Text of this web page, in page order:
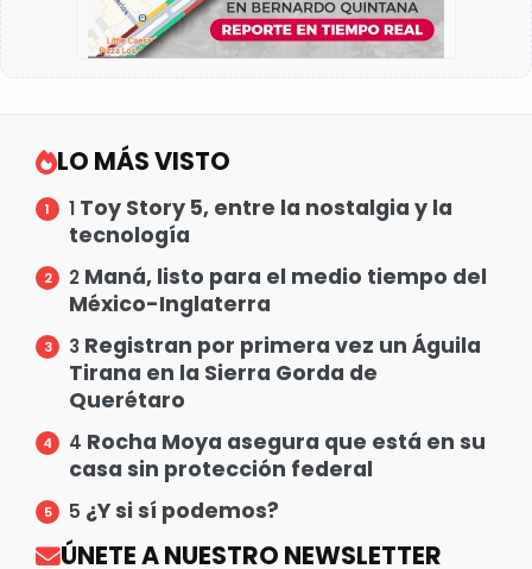
LO MÁS VISTO
1 Toy Story 5, entre la nostalgia y la
tecnología
2 Maná, listo para el medio tiempo del
México-Inglaterra
3 Registran por primera vez un Águila
Tirana en la Sierra Gorda de
Querétaro
4 Rocha Moya asegura que está en su
casa sin protección federal
5 ¿Y si sí podemos?
ÚNETE A NUESTRO NEWSLETTER